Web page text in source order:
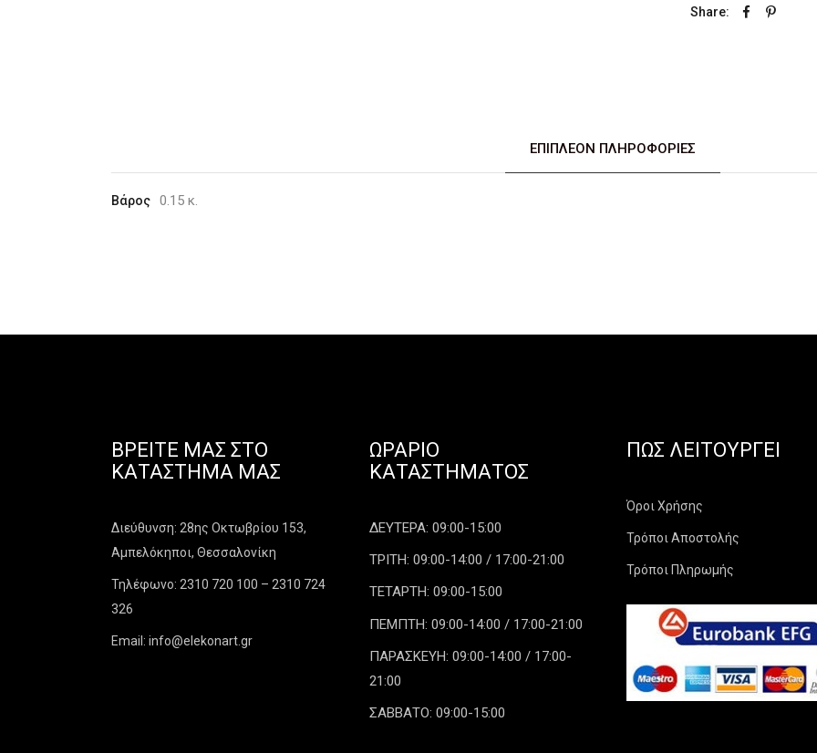
Share:
ΕΠΙΠΛΈΟΝ ΠΛΗΡΟΦΟΡΊΕΣ
Βάρος 0.15 κ.
ΒΡΕΊΤΕ ΜΑΣ ΣΤΟ
ΚΑΤΆΣΤΗΜΑ ΜΑΣ
Διεύθυνση: 28ης Οκτωβρίου 153,
Αμπελόκηποι, Θεσσαλονίκη
Τηλέφωνο: 2310 720 100 – 2310 724
326
Email: info@elekonart.gr
ΩΡΆΡΙΟ
ΚΑΤΑΣΤΉΜΑΤΟΣ
ΔΕΥΤΕΡΑ: 09:00-15:00
ΤΡΙΤΗ: 09:00-14:00 / 17:00-21:00
ΤΕΤΑΡΤΗ: 09:00-15:00
ΠΕΜΠΤΗ: 09:00-14:00 / 17:00-21:00
ΠΑΡΑΣΚΕΥΗ: 09:00-14:00 / 17:00-
21:00
ΣΑΒΒΑΤΟ: 09:00-15:00
ΠΏΣ ΛΕΙΤΟΥΡΓΕΊ
Όροι Χρήσης
Τρόποι Αποστολής
Τρόποι Πληρωμής